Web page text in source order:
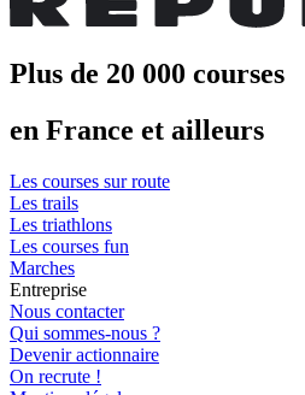
Plus de 20 000 courses
en France et ailleurs
Les courses sur route
Les trails
Les triathlons
Les courses fun
Marches
Entreprise
Nous contacter
Qui sommes-nous ?
Devenir actionnaire
On recrute !